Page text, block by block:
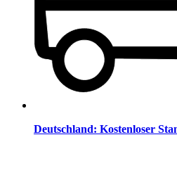
Deutschland: Kostenloser